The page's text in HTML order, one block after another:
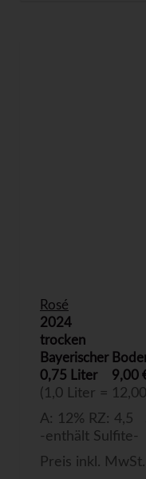
Rosé
2024
trocken
Bayerischer
0,75 Liter
9,00
(1,0 Liter =
A: 12% RZ: 4,5
-enthält Sulfite-
Preis inkl. MwSt.